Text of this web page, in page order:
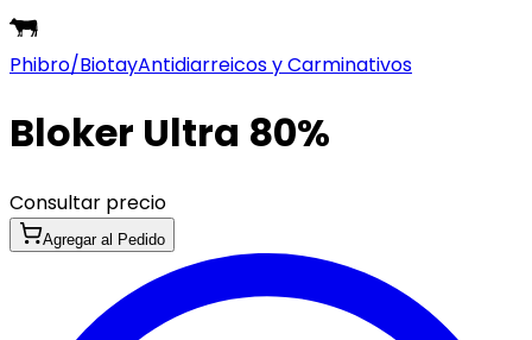
Phibro/BiotayAntidiarreicos y Carminativos
Bloker Ultra 80%
Consultar precio
Agregar al Pedido